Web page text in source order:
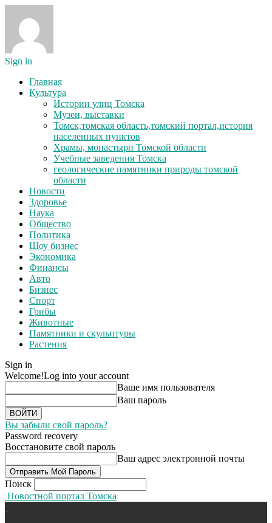
Sign in
Главная
Культура
Истории улиц Томска
Музеи, выставки
Томск,томская область,томский портал,история
населенных пунктов
Храмы, монастыри Томской области
Учебные заведения Томска
геологические памятники природы томской
области
Новости
Здоровье
Наука
Общество
Политика
Шоу бизнес
Экономика
Финансы
Авто
Бизнес
Спорт
Грибы
Животные
Памятники и скульптуры
Растения
Sign in
Welcome!Log into your account
Ваше имя пользователя
Ваш пароль
Вы забыли свой пароль?
Password recovery
Восстановите свой пароль
Ваш адрес электронной почты
Поиск
Новостной портал Томска